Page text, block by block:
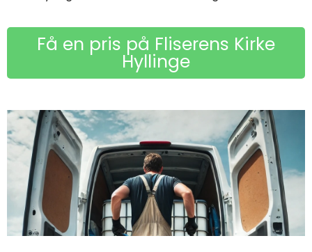
Få en pris på Fliserens Kirke
Hyllinge